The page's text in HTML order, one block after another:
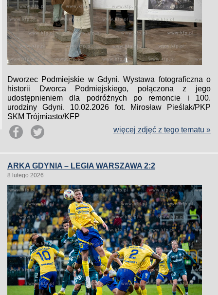
Dworzec Podmiejskie w Gdyni. Wystawa fotograficzna o
historii Dworca Podmiejskiego, połączona z jego
udostępnieniem dla podróżnych po remoncie i 100.
urodziny Gdyni. 10.02.2026 fot. Mirosław Pieślak/PKP
SKM Trójmiasto/KFP
więcej zdjęć z tego tematu »
ARKA GDYNIA – LEGIA WARSZAWA 2:2
8 lutego 2026